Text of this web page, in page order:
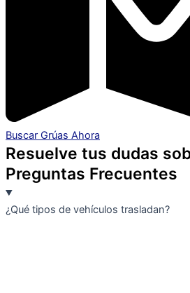
Buscar Grúas Ahora
Resuelve tus dudas
Preguntas Frecuentes
¿Qué tipos de vehículos trasladan?